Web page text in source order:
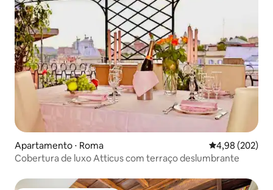
Apartamento ⋅ Roma 4,98 de uma
4,98 (202)
Cobertura de luxo Atticus com terraço deslumbrante